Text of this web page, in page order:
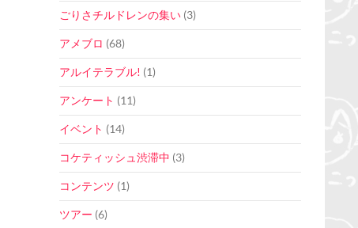
ごりさチルドレンの集い (3)
アメブロ (68)
アルイテラブル! (1)
アンケート (11)
イベント (14)
コケティッシュ渋滞中 (3)
コンテンツ (1)
ツアー (6)